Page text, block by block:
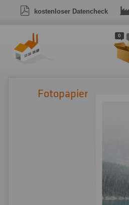
kostenloser Datencheck
0
Fotopapier